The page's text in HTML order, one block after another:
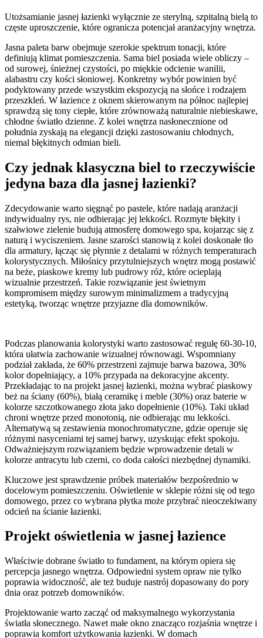
Utożsamianie jasnej łazienki wyłącznie ze sterylną, szpitalną bielą to
częste uproszczenie, które ogranicza potencjał aranżacyjny wnętrza.
Jasna paleta barw obejmuje szerokie spektrum tonacji, które
definiują klimat pomieszczenia. Sama biel posiada wiele obliczy –
od surowej, śnieżnej czystości, po miękkie odcienie wanilii,
alabastru czy kości słoniowej. Konkretny wybór powinien być
podyktowany przede wszystkim ekspozycją na słońce i rodzajem
przeszkleń. W łazience z oknem skierowanym na północ najlepiej
sprawdzą się tony ciepłe, które zrównoważą naturalnie niebieskawe,
chłodne światło dzienne. Z kolei wnętrza nasłonecznione od
południa zyskają na elegancji dzięki zastosowaniu chłodnych,
niemal błękitnych odmian bieli.
Czy jednak klasyczna biel to rzeczywiście
jedyna baza dla jasnej łazienki?
Zdecydowanie warto sięgnąć po pastele, które nadają aranżacji
indywidualny rys, nie odbierając jej lekkości. Rozmyte błękity i
szałwiowe zielenie budują atmosferę domowego spa, kojarząc się z
naturą i wyciszeniem. Jasne szarości stanowią z kolei doskonałe tło
dla armatury, łącząc się płynnie z detalami w różnych temperaturach
kolorystycznych. Miłośnicy przytulniejszych wnętrz mogą postawić
na beże, piaskowe kremy lub pudrowy róż, które ocieplają
wizualnie przestrzeń. Takie rozwiązanie jest świetnym
kompromisem między surowym minimalizmem a tradycyjną
estetyką, tworząc wnętrze przyjazne dla domowników.
Podczas planowania kolorystyki warto zastosować regułę 60-30-10,
która ułatwia zachowanie wizualnej równowagi. Wspomniany
podział zakłada, że 60% przestrzeni zajmuje barwa bazowa, 30%
kolor dopełniający, a 10% przypada na dekoracyjne akcenty.
Przekładając to na projekt jasnej łazienki, można wybrać piaskowy
beż na ściany (60%), białą ceramikę i meble (30%) oraz baterie w
kolorze szczotkowanego złota jako dopełnienie (10%). Taki układ
chroni wnętrze przed monotonią, nie odbierając mu lekkości.
Alternatywą są zestawienia monochromatyczne, gdzie operuje się
różnymi nasyceniami tej samej barwy, uzyskując efekt spokoju.
Odważniejszym rozwiązaniem będzie wprowadzenie detali w
kolorze antracytu lub czerni, co doda całości niezbędnej dynamiki.
Kluczowe jest sprawdzenie próbek materiałów bezpośrednio w
docelowym pomieszczeniu. Oświetlenie w sklepie różni się od tego
domowego, przez co wybrana płytka może przybrać nieoczekiwany
odcień na ścianie łazienki.
Projekt oświetlenia w jasnej łazience
Właściwie dobrane światło to fundament, na którym opiera się
percepcja jasnego wnętrza. Odpowiedni system opraw nie tylko
poprawia widoczność, ale też buduje nastrój dopasowany do pory
dnia oraz potrzeb domowników.
Projektowanie warto zacząć od maksymalnego wykorzystania
światła słonecznego. Nawet małe okno znacząco rozjaśnia wnętrze i
poprawia komfort użytkowania łazienki. W domach